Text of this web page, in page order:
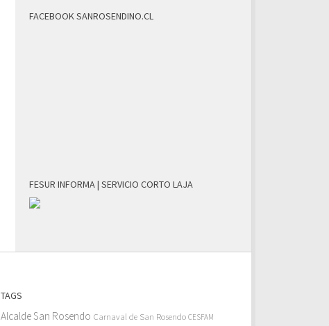
FACEBOOK SANROSENDINO.CL
FESUR INFORMA | SERVICIO CORTO LAJA
TAGS
Alcalde San Rosendo Carnaval de San Rosendo CESFAM